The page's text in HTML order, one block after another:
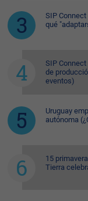
SIP
qué
SIP
de
eventos)
Uruguay
autónoma
15
Tierra